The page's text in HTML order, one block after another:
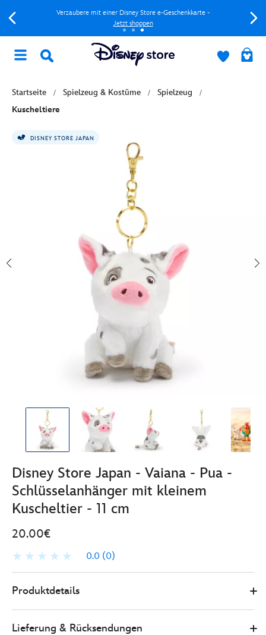
Verzaubere mit einer Disney Store e-Geschenkkarte -
Jetzt shoppen
Startseite Spielzeug & Kostüme
Spielzeug
Kuscheltiere
DISNEY STORE JAPAN
Disney Store Japan - Vaiana - Pua -
Schlüsselanhänger mit kleinem
Kuscheltier - 11 cm
20.00€
0.0 (0)
20.00
https://www.disneystore.de/disney-
store-
Produktdetails
Lieferung & Rücksendungen